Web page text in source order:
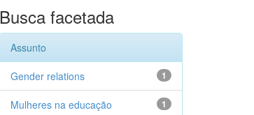
Busca facetada
Assunto
1
Gender relations
1
Mulheres na educação